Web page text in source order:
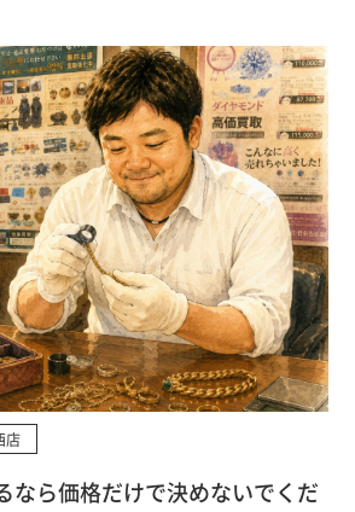
店
なら価格だけで決めないでくだ